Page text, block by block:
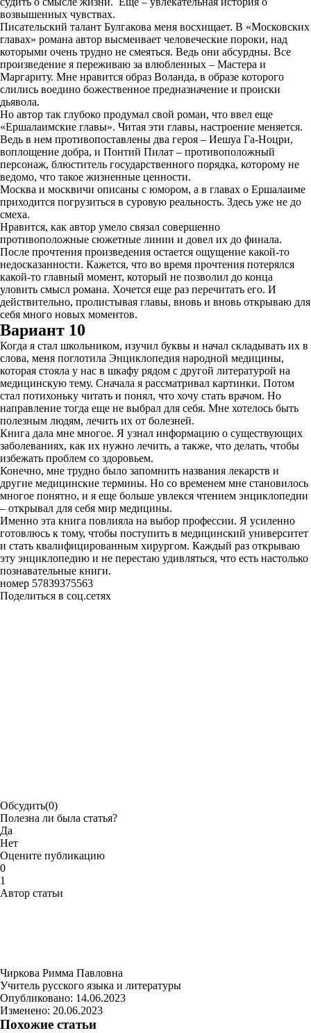
возвышенных чувствах.
Писательский талант Булгакова меня восхищает. В «Московских
главах» романа автор высмеивает человеческие пороки, над
которыми очень трудно не смеяться. Ведь они абсурдны. Все
произведение я переживаю за влюбленных – Мастера и
Маргариту. Мне нравится образ Воланда, в образе которого
слились воедино божественное предназначение и происки
дьявола.
Но автор так глубоко продумал свой роман, что ввел еще
«Ершалаимские главы». Читая эти главы, настроение меняется.
Ведь в нем противопоставлены два героя – Иешуа Га-Ноцри,
воплощение добра, и Понтий Пилат – противоположный
персонаж, блюститель государственного порядка, которому не
ведомо, что такое жизненные ценности.
Москва и москвичи описаны с юмором, а в главах о Ершалаиме
приходится погрузиться в суровую реальность. Здесь уже не до
смеха.
Нравится, как автор умело связал совершенно
противоположные сюжетные линии и довел их до финала.
После прочтения произведения остается ощущение какой-то
недосказанности. Кажется, что во время прочтения потерялся
какой-то главный момент, который не позволил до конца
уловить смысл романа. Хочется еще раз перечитать его. И
действительно, пролистывая главы, вновь и вновь открываю для
себя много новых моментов.
Вариант 10
Когда я стал школьником, изучил буквы и начал складывать их в
слова, меня поглотила Энциклопедия народной медицины,
которая стояла у нас в шкафу рядом с другой литературой на
медицинскую тему. Сначала я рассматривал картинки. Потом
стал потихоньку читать и понял, что хочу стать врачом. Но
направление тогда еще не выбрал для себя. Мне хотелось быть
полезным людям, лечить их от болезней.
Книга дала мне многое. Я узнал информацию о существующих
заболеваниях, как их нужно лечить, а также, что делать, чтобы
избежать проблем со здоровьем.
Конечно, мне трудно было запомнить названия лекарств и
другие медицинские термины. Но со временем мне становилось
многое понятно, и я еще больше увлекся чтением энциклопедии
– открывал для себя мир медицины.
Именно эта книга повлияла на выбор профессии. Я усиленно
готовлюсь к тому, чтобы поступить в медицинский университет
и стать квалифицированным хирургом. Каждый раз открываю
эту энциклопедию и не перестаю удивляться, что есть настолько
познавательные книги.
номер 57839375563
Поделиться в соц.сетях
Обсудить(0)
Полезна ли была статья?
Да
Нет
Оцените публикацию
0
1
Автор статьи
Чиркова Римма Павловна
Учитель русского языка и литературы
Опубликовано: 14.06.2023
Изменено: 20.06.2023
Похожие статьи